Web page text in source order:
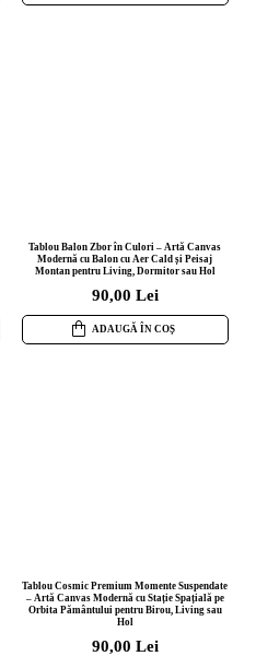
Tablou Balon Zbor în Culori – Artă Canvas
Modernă cu Balon cu Aer Cald și Peisaj
Montan pentru Living, Dormitor sau Hol
90,00 Lei
ADAUGĂ ÎN COȘ
Tablou Cosmic Premium Momente Suspendate
– Artă Canvas Modernă cu Stație Spațială pe
Orbita Pământului pentru Birou, Living sau
Hol
90,00 Lei